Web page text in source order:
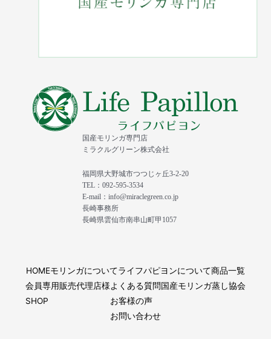
国産モリンガ専門店
ミラクルグリーン株式会社
福岡県大野城市つつじヶ丘3-2-20
TEL：092-595-3534
E-mail：info@miraclegreen.co.jp
長崎事務所
長崎県雲仙市南串山町甲1057
HOMEモリンガについてライフパピヨンについて商品一覧
会員専用
SHOP
販売代理店様よくある質問
お客様の声
国産モリンガ蒸し協会
お問い合わせ